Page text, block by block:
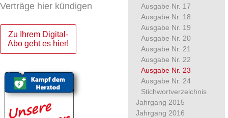
Verträge hier kündigen
Zu Ihrem Digital-
Abo geht es hier!
Ausgabe Nr. 17
Ausgabe Nr. 18
Ausgabe Nr. 19
Ausgabe Nr. 20
Ausgabe Nr. 21
Ausgabe Nr. 22
Ausgabe Nr. 23
Ausgabe Nr. 24
Stichwortverzeichnis
Jahrgang 2015
Jahrgang 2016